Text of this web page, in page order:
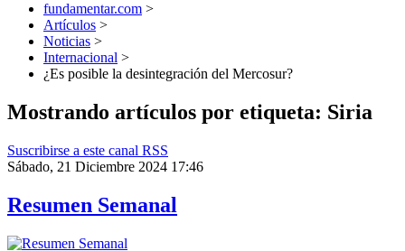
fundamentar.com >
Artículos >
Noticias >
Internacional >
¿Es posible la desintegración del Mercosur?
Mostrando artículos por etiqueta: Siria
Suscribirse a este canal RSS
Sábado, 21 Diciembre 2024 17:46
Resumen Semanal